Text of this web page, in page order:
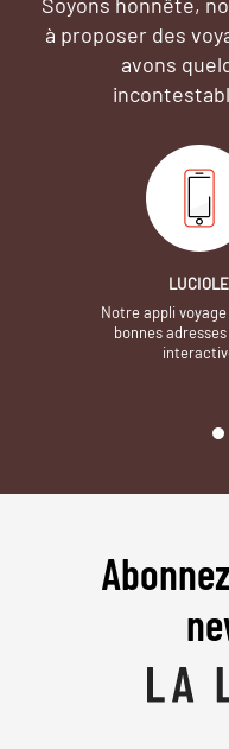
à proposer des
avons
LUCIOLE
Notre appli voyage
bonnes